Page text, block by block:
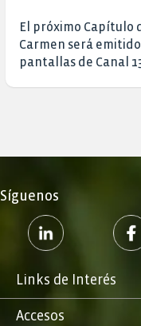
El próximo Capítulo
Carmen será emitido
pantallas de Canal
Síguenos
Links de Interés
Accesos